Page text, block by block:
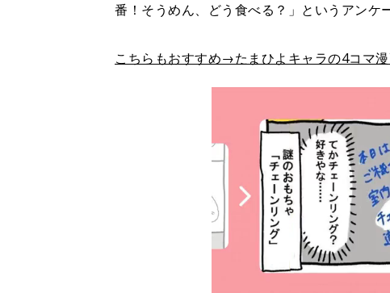
番！そうめん、どう食べる？」というアンケ
こちらもおすすめ→たまひよキャラの4コマ